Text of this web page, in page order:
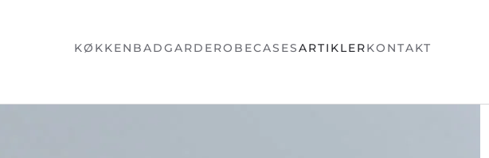
KØKKEN BADGARDEROBECASESARTIKLERKONTAKT